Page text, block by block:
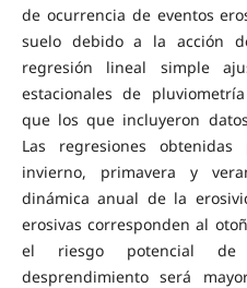
de ocurrencia de eventos
suelo debido a la acción
regresión lineal simple
estacionales de
que los que incluyeron
Las regresiones
invierno, primavera y
dinámica anual de la
erosivas corresponden al
el riesgo potencial
desprendimiento será